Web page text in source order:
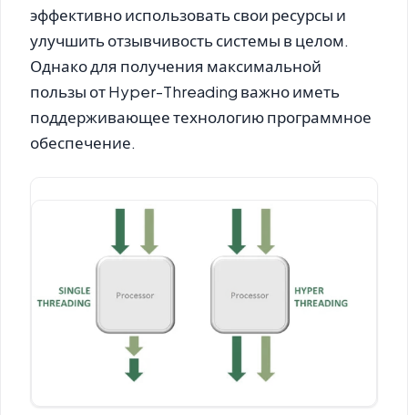
эффективно использовать свои ресурсы и
улучшить отзывчивость системы в целом.
Однако для получения максимальной
пользы от Hyper-Threading важно иметь
поддерживающее технологию программное
обеспечение.